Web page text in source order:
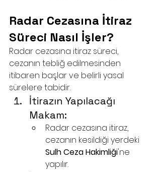
Radar Cezasına İtiraz
Süreci Nasıl İşler?
Radar cezasına itiraz süreci,
cezanın tebliğ edilmesinden
itibaren başlar ve belirli yasal
sürelere tabidir.
İtirazın Yapılacağı
Makam:
Radar cezasına itiraz,
cezanın kesildiği yerdeki
Sulh Ceza Hakimliği'ne
yapılır.